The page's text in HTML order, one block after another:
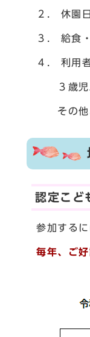
２. 休園
３. 給食
４. 利用
３歳児以
その他、
認定こど
参加する
毎年、ご